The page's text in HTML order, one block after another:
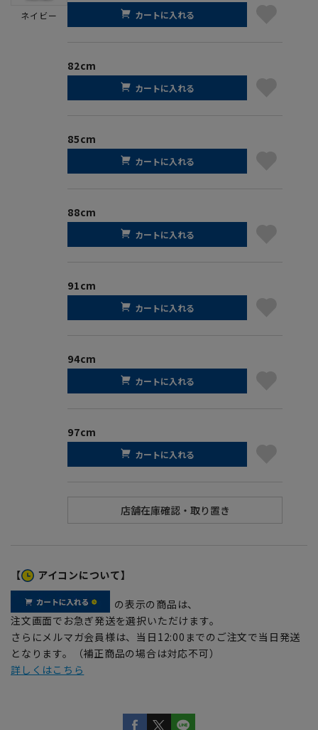
ネイビー カートに入れる
82cm
カートに入れる
85cm
カートに入れる
88cm
カートに入れる
91cm
カートに入れる
94cm
カートに入れる
97cm
カートに入れる
【 アイコンについて】
の表示の商品は、
注文画面でお急ぎ発送を選択いただけます。
さらにメルマガ会員様は、当日12:00までのご注文で当日発送
となります。（補正商品の場合は対応不可）
詳しくはこちら